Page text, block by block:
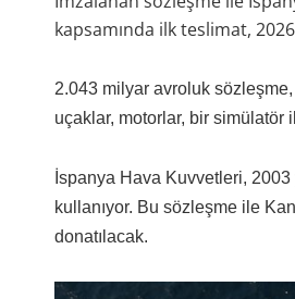
kapsamında ilk teslimat,
2.043 milyar avroluk
uçaklar, motorlar, bir simülatör
İspanya Hava Kuvvetleri, 2003
kullanıyor. Bu sözleşme ile
donatılacak.